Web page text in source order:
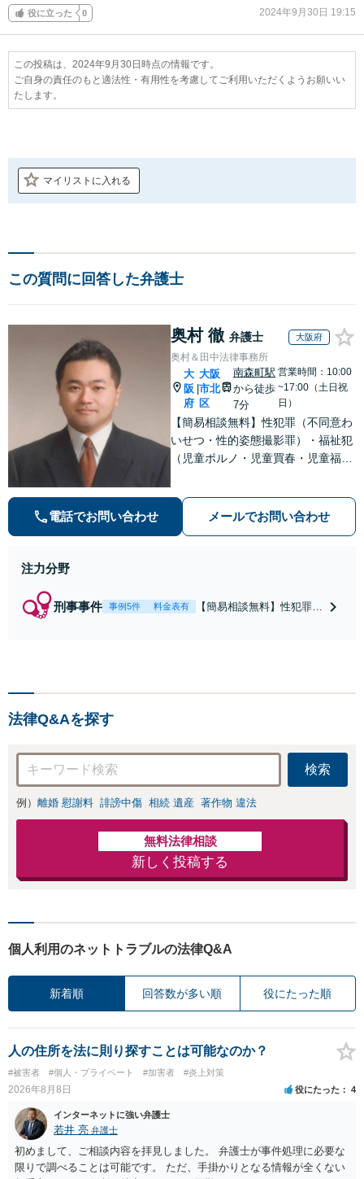
役に立った 0 2024年9月30日 19:15
この投稿は、2024年9月30日時点の情報です。
ご自身の責任のもと適法性・有用性を考慮してご利用いただくようお願いい
たします。
マイリストに入れる
この質問に回答した弁護士
奥村 徹 弁護士 大阪府
奥村＆田中法律事務所
大
阪
府
大阪
市北
区
南森町駅
から徒歩
7分
営業時間：10:00
~17:00（土日祝
日）
【簡易相談無料】性犯罪（不同意わ
いせつ・性的姿態撮影罪）・福祉犯
（児童ポルノ・児童買春・児童福祉
等）に非常に詳しい弁護士です
電話でお問い合わせ メールでお問い合わせ
注力分野
刑事事件 事例5件 料金表有
【簡易相談無料】性犯罪
法律Q&Aを探す
検索
例） 離婚 慰謝料 誹謗中傷 相続 遺産 著作物 違法
無料法律相談
新しく投稿する
個人利用のネットトラブルの法律Q&A
新着順 回答数が多い順 役にたった順
人の住所を法に則り探すことは可能なのか？
#被害者 #個人・プライベート #加害者 #炎上対策
2026年8月8日 役にたった 4
インターネットに強い弁護士
若井 亮 弁護士
初めまして、ご相談内容を拝見しました。 弁護士が事件処理に必要な
限りで調べることは可能です。 ただ、手掛かりとなる情報が全くない